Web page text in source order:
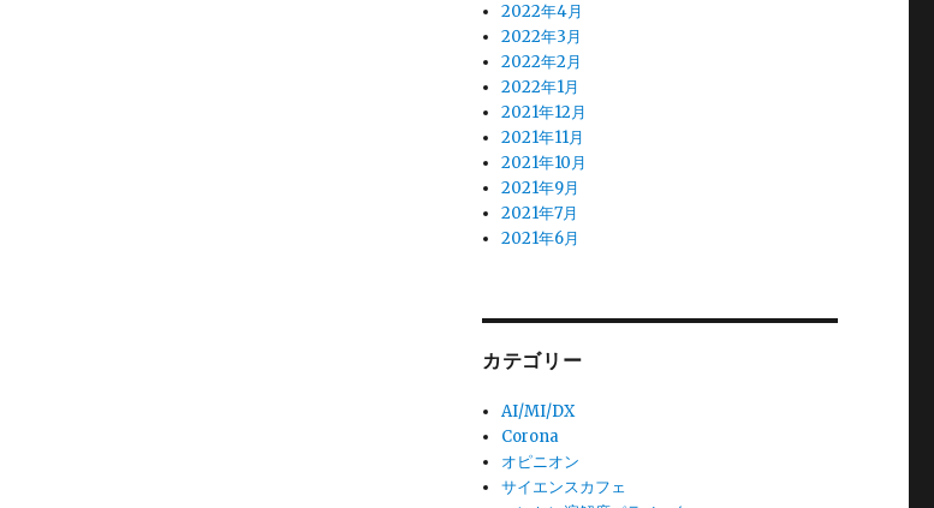
2022年4月
2022年3月
2022年2月
2022年1月
2021年12月
2021年11月
2021年10月
2021年9月
2021年7月
2021年6月
カテゴリー
AI/MI/DX
Corona
オピニオン
サイエンスカフェ